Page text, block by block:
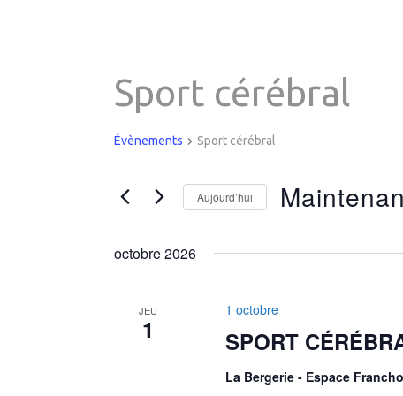
Sport cérébral
Évènements Sport cérébral
Évènements
Aujourd’hui
octobre 2026
JEU
1 SPORT
1 octobre
La Bergerie - Espace